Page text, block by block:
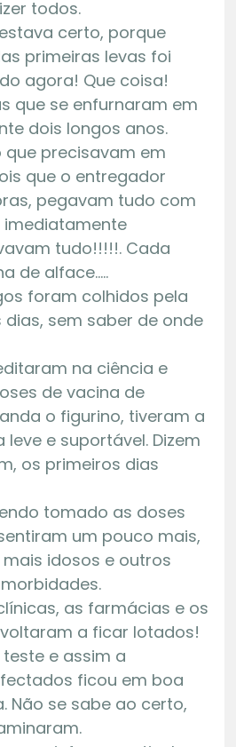
todos.
certo, porque
primeiras levas foi
agora! Que coisa!
que se enfurnaram em
dois longos anos.
que precisavam em
que o entregador
pegavam tudo com
imediatamente
tudo!!!!!. Cada
de alface…..
foram colhidos pela
dias, sem saber de onde
na ciência e
de vacina de
o figurino, tiveram a
e suportável. Dizem
os primeiros dias
tomado as doses
um pouco mais,
idosos e outros
as farmácias e os
a ficar lotados!
e assim a
ficou em boa
Não se sabe ao certo,